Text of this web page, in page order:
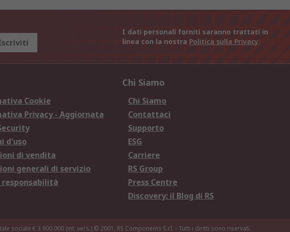
I dati personali forniti saranno trattati in
linea con la nostra Politica sulla Privacy.
Cookie
Privacy - Aggiornata
d'uso
di vendita
generali di servizio
responsabilità
Chi Siamo
Chi Siamo
Contattaci
Supporto
ESG
Carriere
RS Group
Press Centre
Discovery: il Blog di RS
sociale € 3.900.000 (int. vers.) © 2001, RS Components S.r.l. - Tutti i diritti sono riservati.